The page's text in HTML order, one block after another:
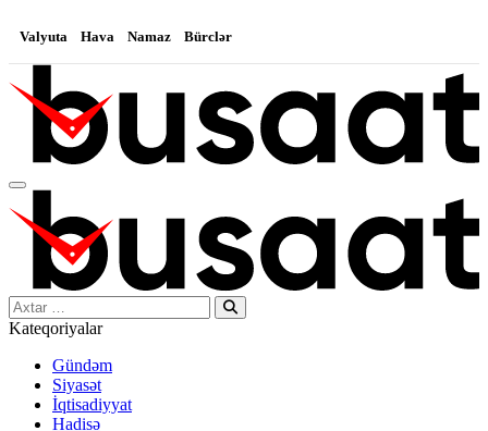
Valyuta Hava Namaz Bürclər
Search…
Kateqoriyalar
Gündəm
Siyasət
İqtisadiyyat
Hadisə